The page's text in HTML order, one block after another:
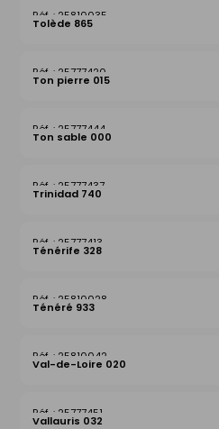
25810035
Tolède 865
25777420
Ton pierre 015
25777444
Ton sable 000
25777437
Trinidad 740
25777413
Ténérife 328
25810028
Ténéré 933
25810042
Val-de-Loire 020
25777451
Vallauris 032